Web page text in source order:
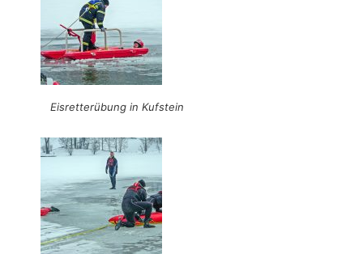
Eisretterübung in Kufstein